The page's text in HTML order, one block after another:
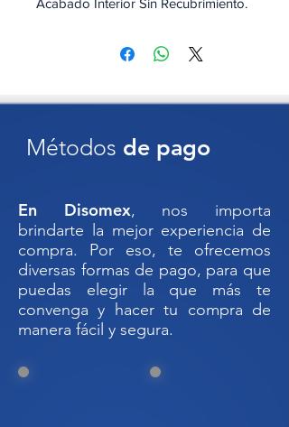
Acabado Interior Sin Recubrimiento.
Acabado exterior en lámina de
Métodos de pago
En Disomex, nos importa
brindarte la mejor experiencia de
compra. Por eso, te ofrecemos
diversas formas de pago, para que
puedas elegir la que más te
convenga y hacer tu compra de
manera fácil y segura.